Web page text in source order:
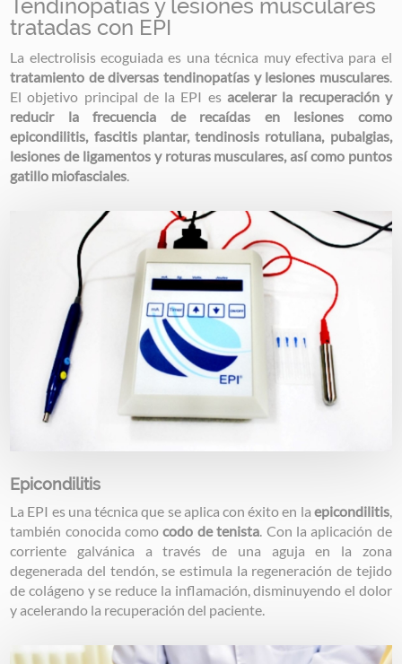
Tendinopatías y lesiones musculares
tratadas con EPI
La electrolisis ecoguiada es una técnica muy efectiva para el
tratamiento de diversas tendinopatías y lesiones musculares.
El objetivo principal de la EPI esacelerar la recuperación y
reducir la frecuencia de recaídas en lesiones como
epicondilitis, fascitis plantar, tendinosis rotuliana, pubalgias,
lesiones de ligamentos y roturas musculares, así como puntos
gatillo miofasciales
Epicondilitis
La EPI es una técnica que se aplica con éxito en la epicondilitis,
también conocida comocodo de tenista. Con la aplicación de
corriente galvánica a través de una aguja en la zona
degenerada del tendón, se estimula la regeneración de tejido
de colágeno y se reduce la inflamación, disminuyendo el dolor
y acelerando la recuperación del paciente.
Image